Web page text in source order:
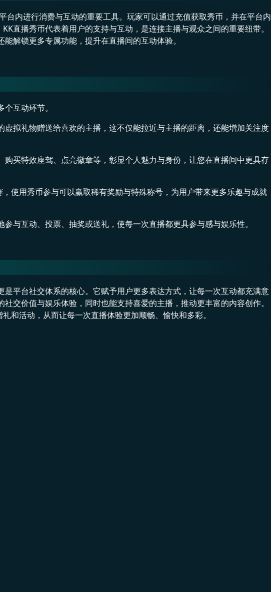
台内进行消费与互动的重要工具。玩家可以通过充值获取秀币，并在平台内
直播秀币代表着用户的支持与互动，是连接主播与观众之间的重要纽带。
解锁更多专属功能，提升在直播间的互动体验。
互动环节。
拟礼物赠送给喜欢的主播，这不仅能拉近与主播的距离，还能增加关注度
买特效座驾、点亮徽章等，彰显个人魅力与身份，让您在直播间中更具存
使用秀币参与可以赢取稀有奖励与特殊称号，为用户带来更多乐趣与成就
与互动、投票、抽奖或送礼，使每一次直播都更具参与感与娱乐性。
平台社交体系的核心。它赋予用户更多表达方式，让每一次互动都充满意
交价值与娱乐体验，同时也能支持喜爱的主播，推动更丰富的内容创作。
和活动，从而让每一次直播体验更加顺畅、愉快和多彩。